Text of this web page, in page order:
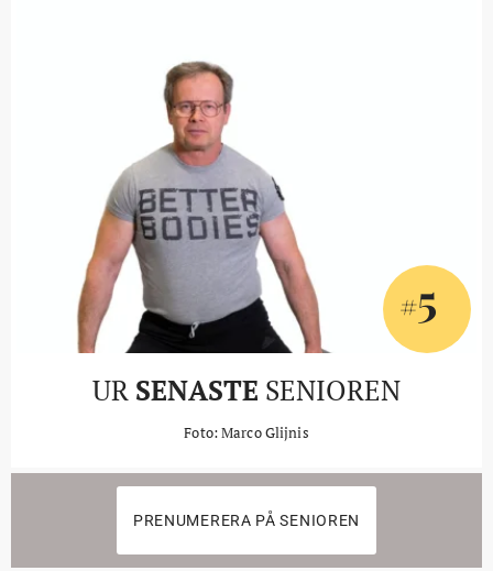
#5
UR SENASTE SENIOREN
Foto: Marco Glijnis
PRENUMERERA PÅ SENIOREN